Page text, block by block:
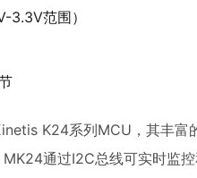
3.3V范围）
K24系列MCU，其丰富
通过I2C总线可实时监